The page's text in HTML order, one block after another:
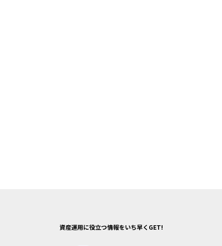
資産運用に役立つ情報をいち早くGET!